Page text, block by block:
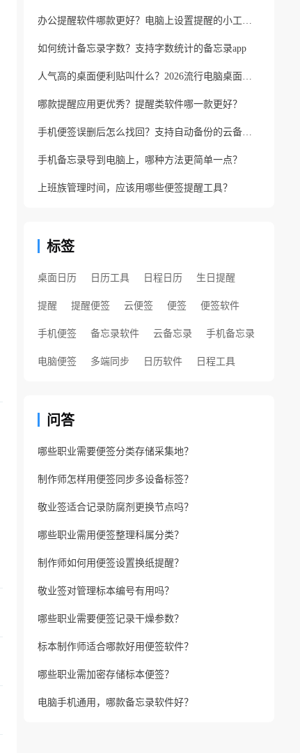
办公提醒软件哪款更好？电脑上设置提醒的小工具推荐
如何统计备忘录字数？支持字数统计的备忘录app
人气高的桌面便利贴叫什么？2026流行电脑桌面便利贴
哪款提醒应用更优秀？提醒类软件哪一款更好？
手机便签误删后怎么找回？支持自动备份的云备忘录软件
手机备忘录导到电脑上，哪种方法更简单一点？
上班族管理时间，应该用哪些便签提醒工具？
标签
桌面日历 日历工具 日程日历 生日提醒
提醒 提醒便签 云便签 便签 便签软件
手机便签 备忘录软件 云备忘录 手机备忘录
电脑便签 多端同步 日历软件 日程工具
问答
哪些职业需要便签分类存储采集地？
制作师怎样用便签同步多设备标签？
敬业签适合记录防腐剂更换节点吗？
哪些职业需用便签整理科属分类？
制作师如何用便签设置换纸提醒？
敬业签对管理标本编号有用吗？
哪些职业需要便签记录干燥参数？
标本制作师适合哪款好用便签软件？
哪些职业需加密存储标本便签？
电脑手机通用，哪款备忘录软件好？